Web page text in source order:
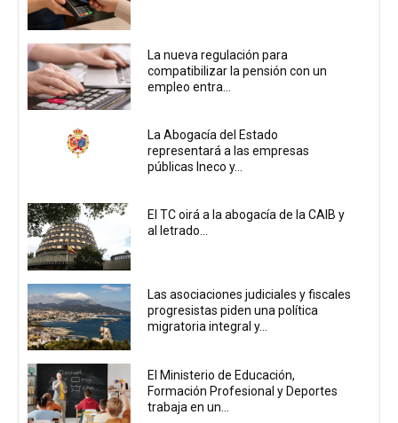
La nueva regulación para
compatibilizar la pensión con un
empleo entra...
La Abogacía del Estado
representará a las empresas
públicas Ineco y...
El TC oirá a la abogacía de la CAIB y
al letrado...
Las asociaciones judiciales y fiscales
progresistas piden una política
migratoria integral y...
El Ministerio de Educación,
Formación Profesional y Deportes
trabaja en un...